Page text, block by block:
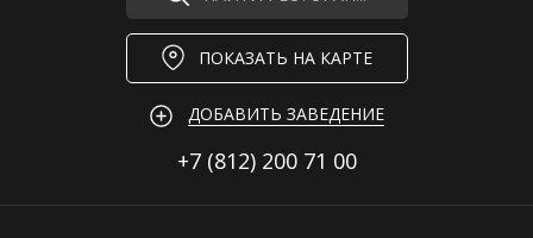
ПОКАЗАТЬ НА КАРТЕ
ДОБАВИТЬ ЗАВЕДЕНИЕ
+7 (812) 200 71 00